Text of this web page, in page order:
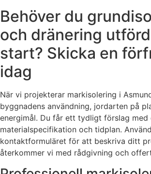
Behöver du
och dränering
start? Skicka en
idag
När vi projekterar markisolering i
byggnadens användning, jordarten på
energimål. Du får ett tydligt förslag med
materialspecifikation och tidplan. Använd
kontaktformuläret för att beskriva ditt
återkommer vi med rådgivning och